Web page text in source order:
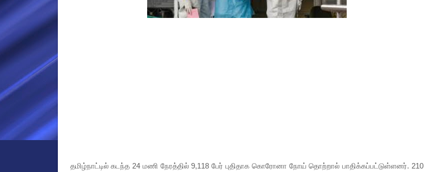
தமிழ்நாட்டில் கடந்த 24 மணி நேரத்தில் 9,118 பேர் புதிதாக கொரோனா நோய் தொற்றால் பாதிக்கப்பட்டுள்ளனர். 210